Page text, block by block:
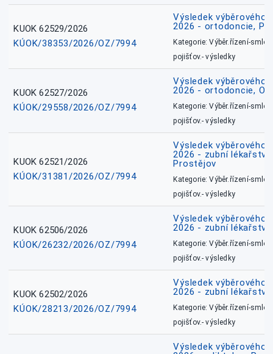
KUOK 62529/2026
KÚOK/38353/2026/OZ/7994
Výsledek výběrového
2026 - ortodoncie,
Kategorie: Výběr.řízení-
pojišťov.- výsledky
KUOK 62527/2026
KÚOK/29558/2026/OZ/7994
Výsledek výběrového
2026 - ortodoncie,
Kategorie: Výběr.řízení-
pojišťov.- výsledky
KUOK 62521/2026
KÚOK/31381/2026/OZ/7994
Výsledek výběrového
2026 - zubní
Prostějov
Kategorie: Výběr.řízení-
pojišťov.- výsledky
KUOK 62506/2026
KÚOK/26232/2026/OZ/7994
Výsledek výběrového
2026 - zubní
Kategorie: Výběr.řízení-
pojišťov.- výsledky
KUOK 62502/2026
KÚOK/28213/2026/OZ/7994
Výsledek výběrového
2026 - zubní
Kategorie: Výběr.řízení-
pojišťov.- výsledky
Výsledek výběrového